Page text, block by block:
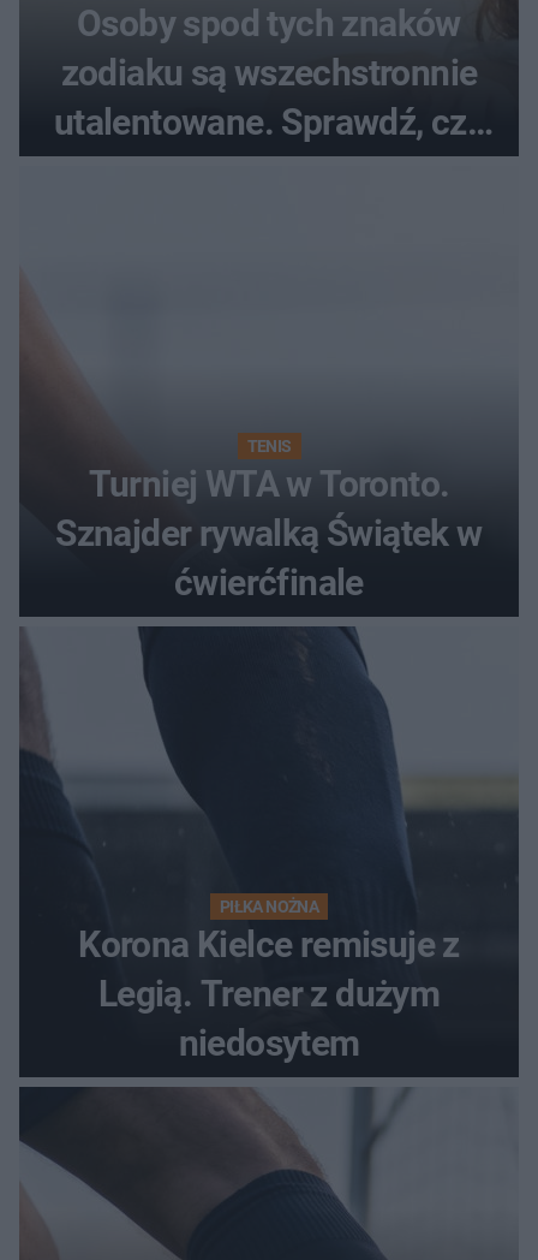
Osoby spod tych znaków
zodiaku są wszechstronnie
utalentowane. Sprawdź, czy
twój znak znajduje się na
TENIS
Turniej WTA w Toronto.
Sznajder rywalką Świątek w
ćwierćfinale
PIŁKA NOŻNA
Korona Kielce remisuje z
Legią. Trener z dużym
niedosytem